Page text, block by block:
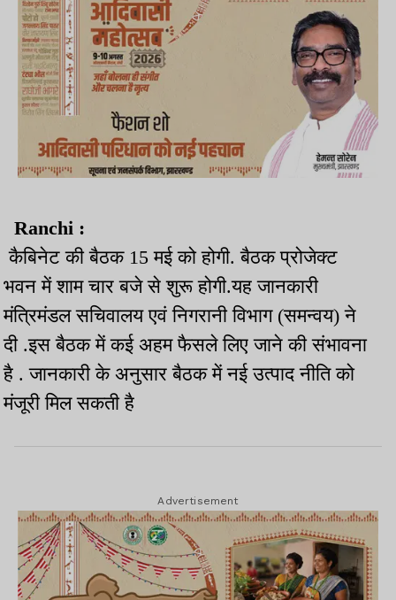
Ranchi :
कैबिनेट की बैठक 15 मई को होगी. बैठक प्रोजेक्ट
भवन में शाम चार बजे से शुरू होगी.यह जानकारी
मंत्रिमंडल सचिवालय एवं निगरानी विभाग (समन्वय) ने
दी .इस बैठक में कई अहम फैसले लिए जाने की संभावना
है . जानकारी के अनुसार बैठक में नई उत्पाद नीति को
मंजूरी मिल सकती है
Advertisement